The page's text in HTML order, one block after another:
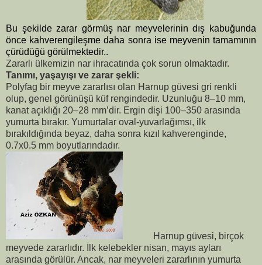
Bu şekilde zarar görmüş nar meyvelerinin dış kabuğunda
önce kahverengileşme daha sonra ise meyvenin tamamının
çürüdüğü görülmektedir..
Zararlı ülkemizin nar ihracatında çok sorun olmaktadır.
Tanımı, yaşayışı ve zarar şekli:
Polyfag bir meyve zararlısı olan Harnup güvesi gri renkli
olup, genel görünüşü küf rengindedir. Uzunluğu 8–10 mm,
kanat açıklığı 20–28 mm’dir. Ergin dişi 100–350 arasında
yumurta bırakır. Yumurtalar oval-yuvarlağımsı, ilk
bırakıldığında beyaz, daha sonra kızıl kahverenginde,
0.7x0.5 mm boyutlarındadır.
Harnup güvesi, birçok
meyvede zararlıdır. İlk kelebekler nisan, mayıs ayları
arasında görülür. Ancak, nar meyveleri zararlının yumurta